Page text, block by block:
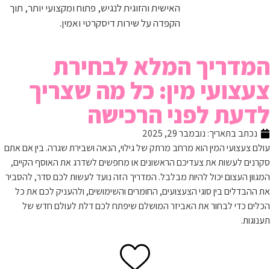
האישית והזוגית לנגיש, פתוח ומקצועי יותר, תוך
הקפדה על שירות דיסקרטי ואמין.
המדריך המלא לבחירת
צעצועי מין: כל מה שצריך
לדעת לפני הרכישה
נכתב בתאריך: נובמבר 29, 2025
עולם צעצועי המין הוא מרחב מרתק של גילוי, הנאה ושבירת שגרה. בין אם אתם
סקרנים לעשות את צעדיכם הראשונים או מחפשים לשדרג את האוסף הקיים,
המגוון העצום יכול להיות מבלבל. המדריך הזה נועד לעשות לכם סדר, להסביר
את ההבדלים בין סוגי הצעצועים, החומרים והשימושים, ולהעניק לכם את כל
הכלים כדי לבחור את האביזר המושלם שיפתח לכם דלת לעולם חדש של
תענוגות.